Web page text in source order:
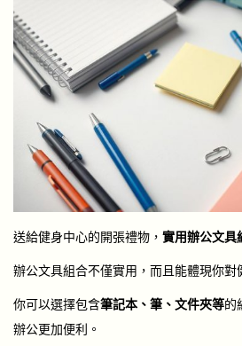
送給健身中心的開張禮物， 實用辦公文具
辦公文具組合不僅實用，而且能體現你對
你可以選擇包含筆記本、筆、文件夾等的
辦公更加便利。